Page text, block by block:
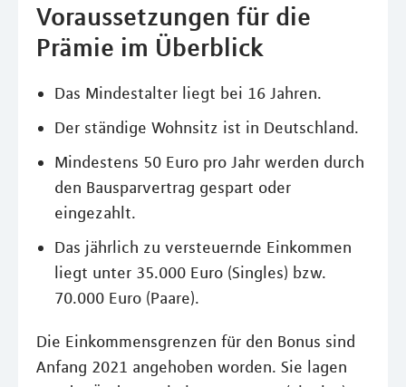
Voraussetzungen für die
Prämie im Überblick
Das Mindestalter liegt bei 16 Jahren.
Der ständige Wohnsitz ist in Deutschland.
Mindestens 50 Euro pro Jahr werden durch
den Bausparvertrag gespart oder
eingezahlt.
Das jährlich zu versteuernde Einkommen
liegt unter 35.000 Euro (Singles) bzw.
70.000 Euro (Paare).
Die Einkommensgrenzen für den Bonus sind
Anfang 2021 angehoben worden. Sie lagen